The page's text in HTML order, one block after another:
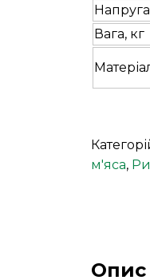
Вага, кг
м'яса,
Опис